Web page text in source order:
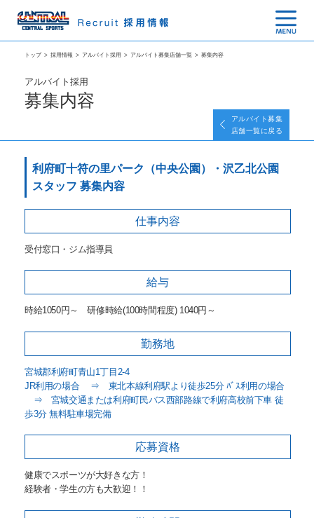
トップ > 採用情報 > アルバイト採用 > アルバイト募集店舗一覧 > 募集内容
アルバイト採用
募集内容
アルバイト募集
店舗一覧に戻る
利府町十符の里パーク（中央公園）・沢乙北公園
スタッフ 募集内容
仕事内容
受付窓口・ジム指導員
給与
時給1050円～ 研修時給(100時間程度) 1040円～
勤務地
宮城郡利府町青山1丁目2-4
JR利用の場合 ⇒ 東北本線利府駅より徒歩25分 ﾊﾞｽ利用の場合
⇒ 宮城交通または利府町民バス西部路線で利府高校前下車 徒
歩3分 無料駐車場完備
応募資格
健康でスポーツが大好きな方！
経験者・学生の方も大歓迎！！